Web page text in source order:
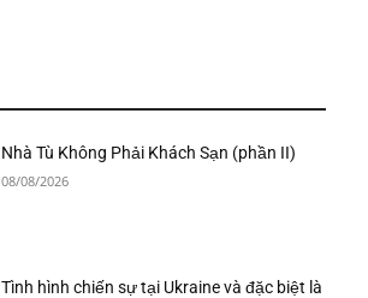
Nhà Tù Không Phải Khách Sạn (phần II)
08/08/2026
Tình hình chiến sự tại Ukraine và đặc biệt là